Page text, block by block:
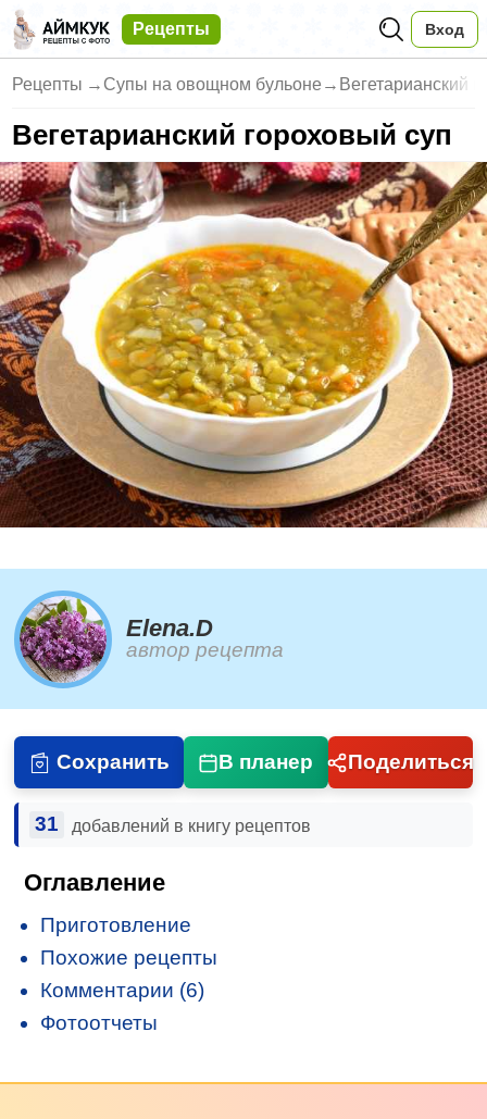
Рецепты Вход
Рецепты → Супы на овощном бульоне → Вегетарианский
Вегетарианский гороховый суп
Elena.D
автор рецепта
Сохранить В планер Поделиться
31 добавлений в книгу рецептов
Оглавление
Приготовление
Похожие рецепты
Комментарии (6)
Фотоотчеты